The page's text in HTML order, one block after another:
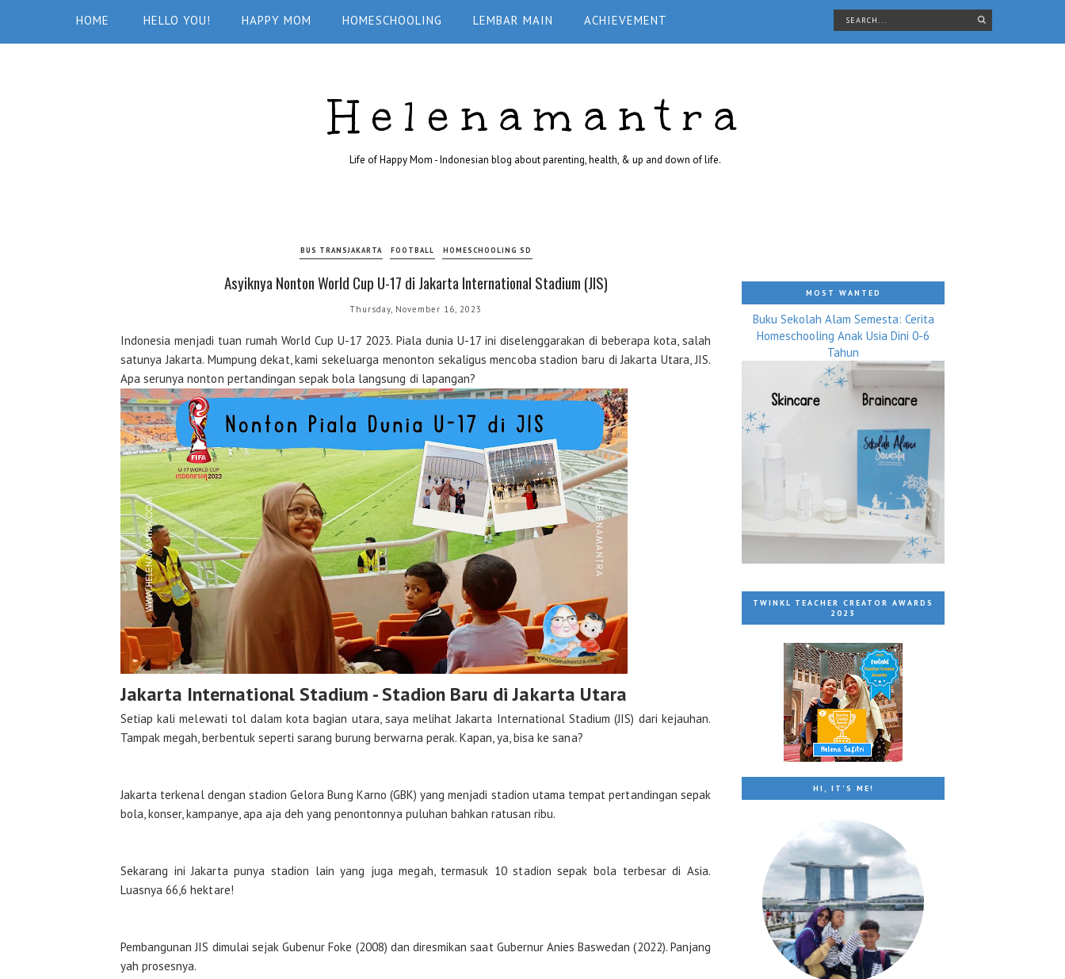
HOME HELLO YOU! HAPPY MOM HOMESCHOOLING LEMBAR MAIN ACHIEVEMENT
Helenamantra
Life of Happy Mom - Indonesian blog about parenting, health, & up and down of life.
BUS TRANSJAKARTA FOOTBALL HOMESCHOOLING SD
Asyiknya Nonton World Cup U-17 di Jakarta International Stadium (JIS)
Thursday, November 16, 2023
Indonesia menjadi tuan rumah World Cup U-17 2023. Piala dunia U-17 ini diselenggarakan di beberapa kota, salah
satunya Jakarta. Mumpung dekat, kami sekeluarga menonton sekaligus mencoba stadion baru di Jakarta Utara, JIS.
Apa serunya nonton pertandingan sepak bola langsung di lapangan?
Jakarta International Stadium - Stadion Baru di Jakarta Utara
Setiap kali melewati tol dalam kota bagian utara, saya melihat Jakarta International Stadium (JIS) dari kejauhan.
Tampak megah, berbentuk seperti sarang burung berwarna perak. Kapan, ya, bisa ke sana?
Jakarta terkenal dengan stadion Gelora Bung Karno (GBK) yang menjadi stadion utama tempat pertandingan sepak
bola, konser, kampanye, apa aja deh yang penontonnya puluhan bahkan ratusan ribu.
Sekarang ini Jakarta punya stadion lain yang juga megah, termasuk 10 stadion sepak bola terbesar di Asia.
Luasnya 66,6 hektare!
Pembangunan JIS dimulai sejak Gubenur Foke (2008) dan diresmikan saat Gubernur Anies Baswedan (2022). Panjang
yah prosesnya.
MOST WANTED
Buku Sekolah Alam Semesta: Cerita
Homeschooling Anak Usia Dini 0-6
Tahun
TWINKL TEACHER CREATOR AWARDS
2023
HI, IT'S ME!